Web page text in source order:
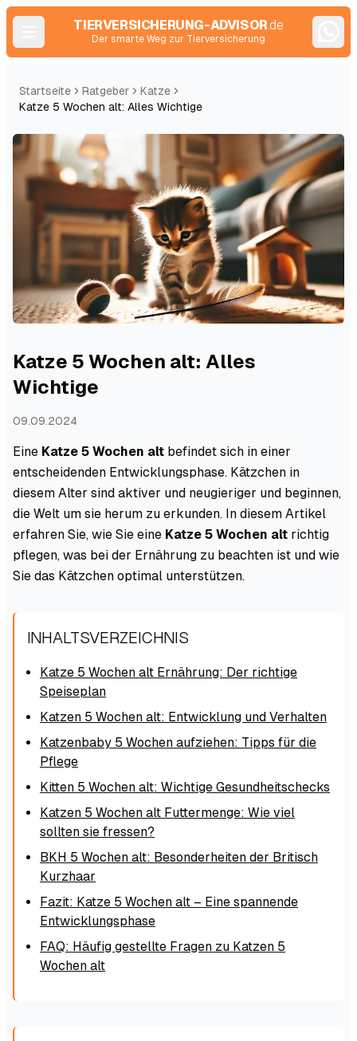
TIERVERSICHERUNG-ADVISOR.de
Der smarte Weg zur Tierversicherung
Startseite Ratgeber
Katze
Katze 5 Wochen alt: Alles Wichtige
Katze 5 Wochen alt: Alles
Wichtige
09.09.2024
Eine Katze 5 Wochen alt befindet sich in einer
entscheidenden Entwicklungsphase. Kätzchen in
diesem Alter sind aktiver und neugieriger und beginnen,
die Welt um sie herum zu erkunden. In diesem Artikel
erfahren Sie, wie Sie eine Katze 5 Wochen alt richtig
pflegen, was bei der Ernährung zu beachten ist und wie
Sie das Kätzchen optimal unterstützen.
INHALTSVERZEICHNIS
Katze 5 Wochen alt Ernährung: Der richtige
Speiseplan
Katzen 5 Wochen alt: Entwicklung und Verhalten
Katzenbaby 5 Wochen aufziehen: Tipps für die
Pflege
Kitten 5 Wochen alt: Wichtige Gesundheitschecks
Katzen 5 Wochen alt Futtermenge: Wie viel
sollten sie fressen?
BKH 5 Wochen alt: Besonderheiten der Britisch
Kurzhaar
Fazit: Katze 5 Wochen alt – Eine spannende
Entwicklungsphase
FAQ: Häufig gestellte Fragen zu Katzen 5
Wochen alt